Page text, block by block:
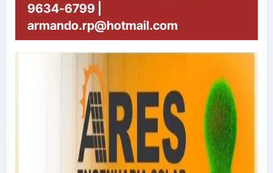
9634-6799 |
armando.rp@hotmail.com